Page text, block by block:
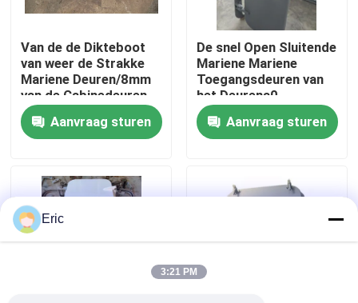
Kwaliteitscontrole
Contacteer ons
Vraag een offerte aan
Company News
mariene deuren
Van de de Dikteboot
van weer de Strakke
Mariene Deuren/8mm
van de Cabinedeuren
Rechte hoek/Ronde
HoekhoekAanvraag sturen
De snel Open Sluitende
Mariene Mariene
Toegangsdeuren van
het Deurena0
Weathertight Staal
Aanvraag sturen
Eric
3:21 PM